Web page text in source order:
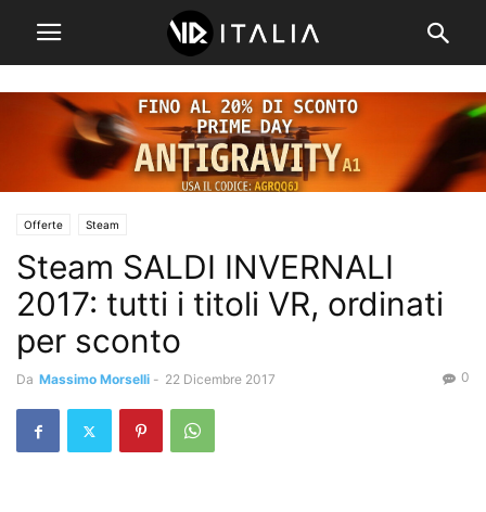
Offerte Steam
Steam SALDI INVERNALI
2017: tutti i titoli VR, ordinati
per sconto
Da Massimo Morselli - 22 Dicembre 2017 0